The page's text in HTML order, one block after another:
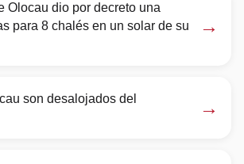
Olocau dio por decreto una
para 8 chalés en un solar de su
→
son desalojados del
→